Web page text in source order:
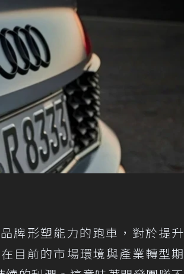
牌形塑能力的跑車，對於提升
目前的市場環境與產業轉型期